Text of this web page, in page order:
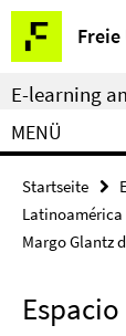
Springe
direkt
zu
Inhalt
Service-
Navigation
E-learning
MENÜ
Startseite
Latinoamérica
Margo Glantz